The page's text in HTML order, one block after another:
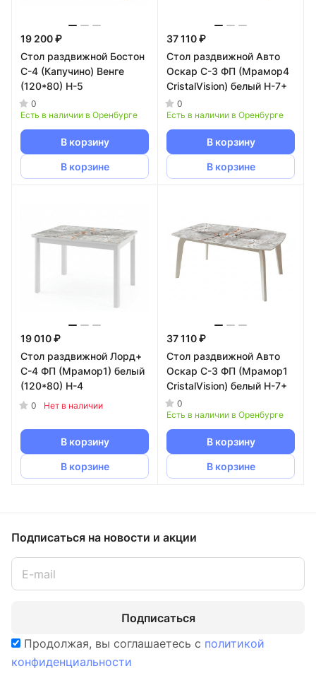
19 200 ₽
Стол раздвижной Бостон
С-4 (Капучино) Венге
(120*80) Н-5
0
Есть в наличии в Оренбурге
В корзину
В корзине
37 110 ₽
Стол раздвижной Авто
Оскар С-3 ФП (Мрамор4
CristalVision) белый Н-7+
0
Есть в наличии в Оренбурге
В корзину
В корзине
19 010 ₽
Стол раздвижной Лорд+
С-4 ФП (Мрамор1) белый
(120*80) Н-4
0 Нет в наличии
В корзину
В корзине
37 110 ₽
Стол раздвижной Авто
Оскар С-3 ФП (Мрамор1
CristalVision) белый Н-7+
0
Есть в наличии в Оренбурге
В корзину
В корзине
Подписаться на новости и акции
Подписаться
Продолжая, вы соглашаетесь с политикой
конфиденциальности